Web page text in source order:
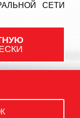
СЕТИ